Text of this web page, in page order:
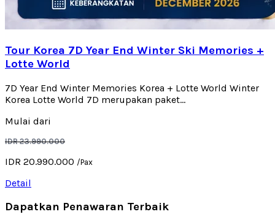
Tour Korea 7D Year End Winter Ski Memories +
Lotte World
7D Year End Winter Memories Korea + Lotte World Winter
Korea Lotte World 7D merupakan paket...
Mulai dari
IDR 23.990.000
IDR 20.990.000 /Pax
Detail
Dapatkan Penawaran Terbaik